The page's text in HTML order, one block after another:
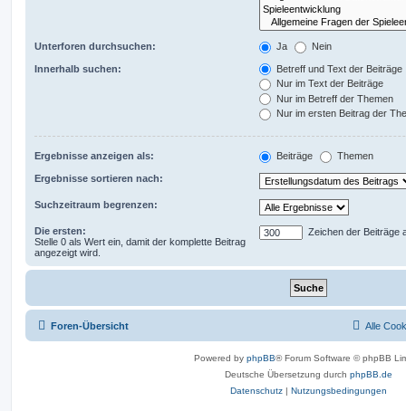
Unterforen durchsuchen: Ja Nein
Innerhalb suchen:
Betreff und Text der Beiträge
Nur im Text der Beiträge
Nur im Betreff der Themen
Nur im ersten Beitrag der
Ergebnisse anzeigen als: Beiträge Themen
Ergebnisse sortieren nach:
Suchzeitraum begrenzen:
Die ersten:
Stelle 0 als Wert ein, damit der komplette Beitrag
angezeigt wird.
Zeichen der Beiträge
Foren-Übersicht Alle
Powered by phpBB® Forum Software © phpBB
Deutsche Übersetzung durch phpBB.de
Datenschutz | Nutzungsbedingungen